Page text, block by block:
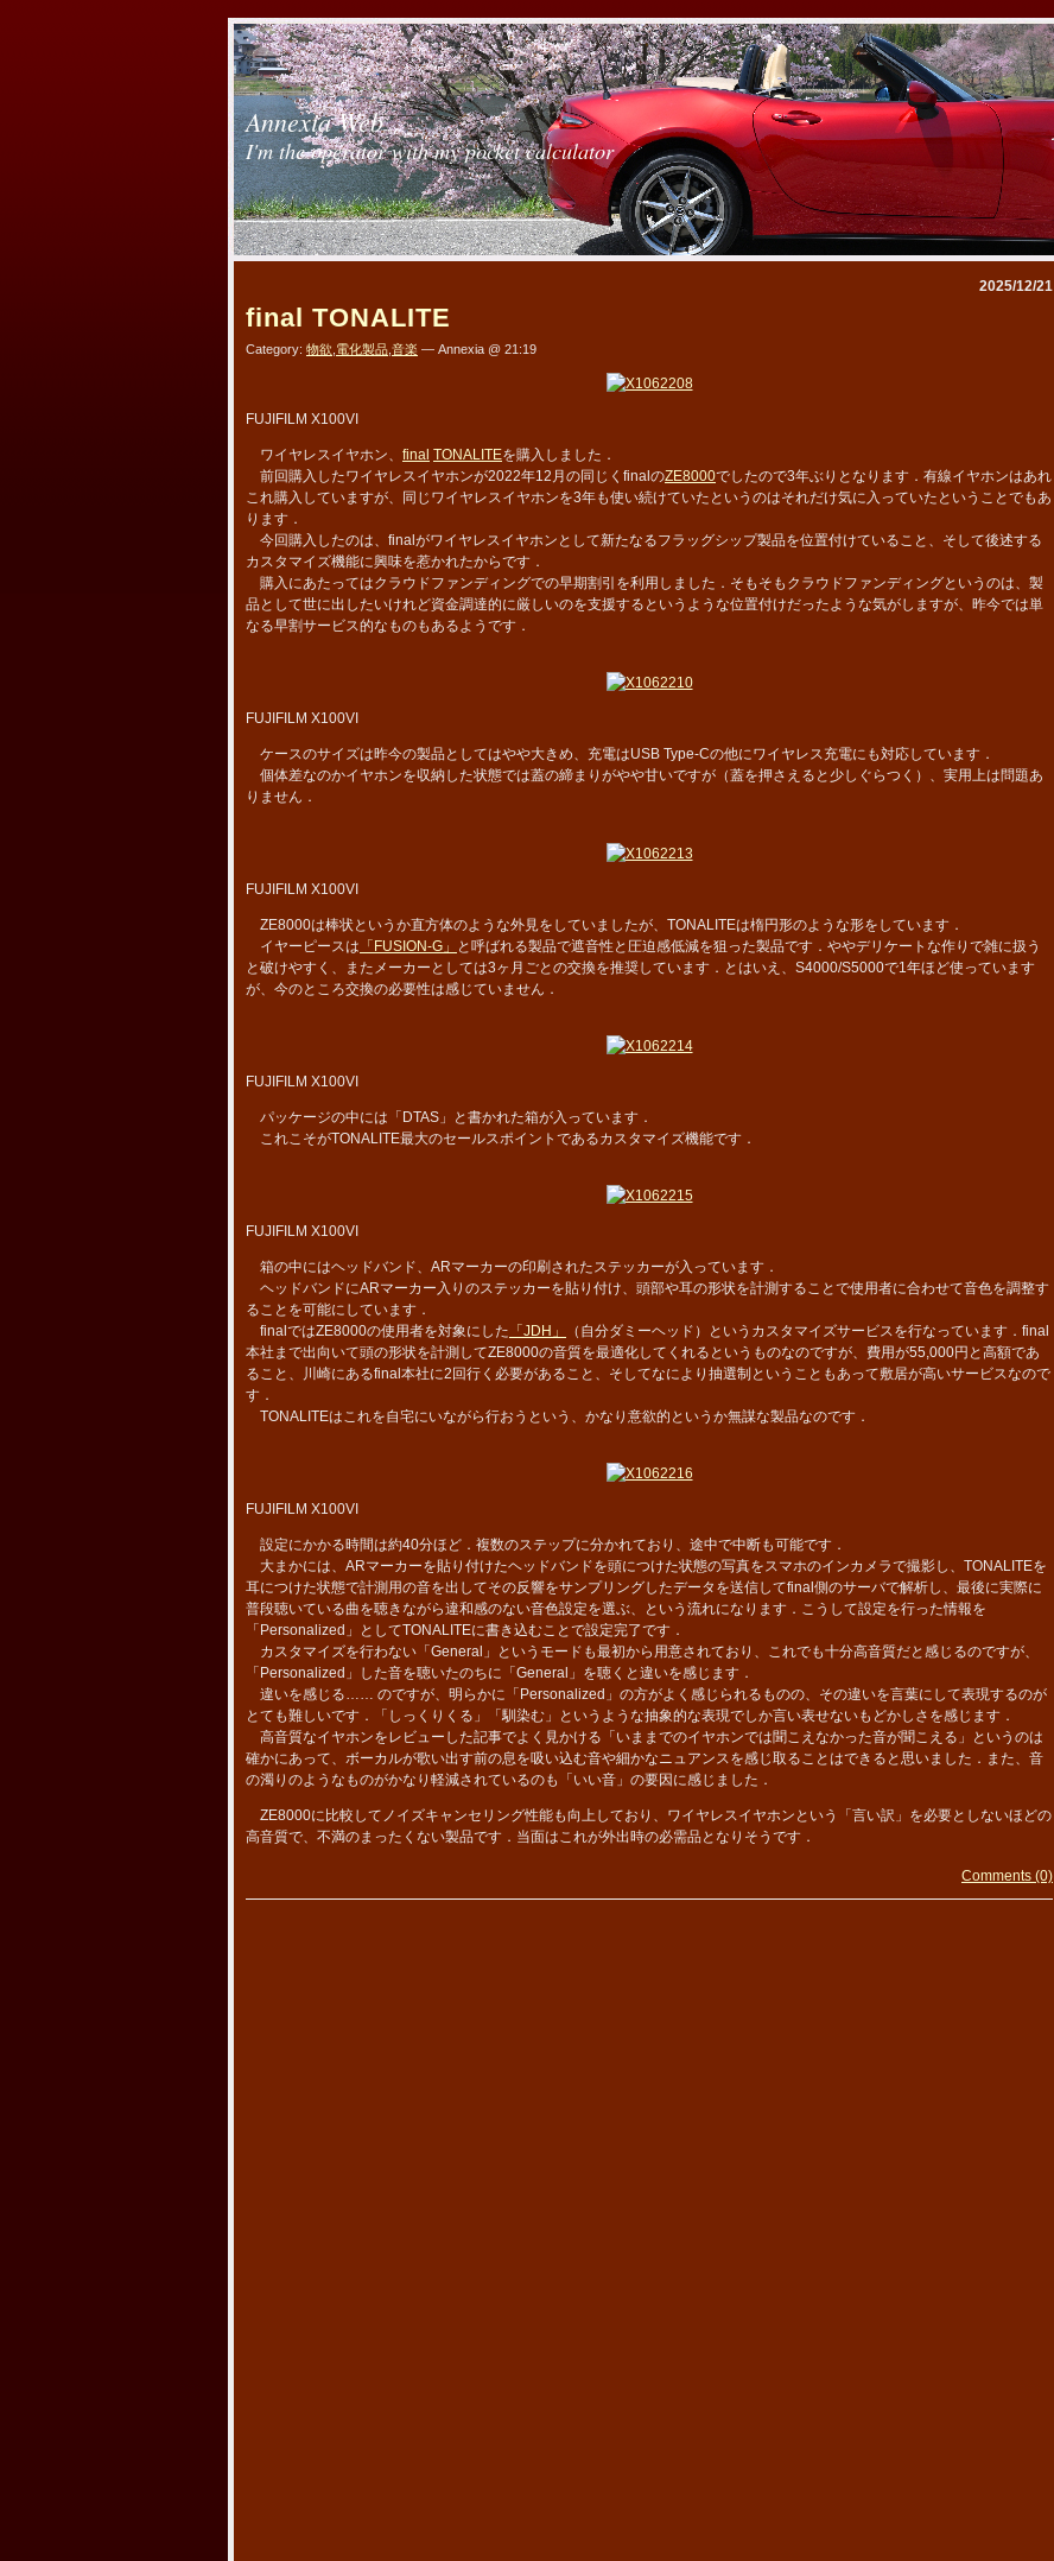
Annexia Web
I'm the operator with my pocket calculator
2025/12/21
final TONALITE
Category: 物欲 電化製品 音楽 — Annexia @ 21:19
FUJIFILM X100VI
ワイヤレスイヤホン、 final TONALITEを購入しました．
前回購入したワイヤレスイヤホンが2022年12月の同じくfinalのZE8000でしたので3年ぶりとなります．有線イヤホンはあれ
これ購入していますが、同じワイヤレスイヤホンを3年も使い続けていたというのはそれだけ気に入っていたということでもあ
ります．
今回購入したのは、finalがワイヤレスイヤホンとして新たなるフラッグシップ製品を位置付けていること、そして後述する
カスタマイズ機能に興味を惹かれたからです．
購入にあたってはクラウドファンディングでの早期割引を利用しました．そもそもクラウドファンディングというのは、製
品として世に出したいけれど資金調達的に厳しいのを支援するというような位置付けだったような気がしますが、昨今では単
なる早割サービス的なものもあるようです．
FUJIFILM X100VI
ケースのサイズは昨今の製品としてはやや大きめ、充電はUSB Type-Cの他にワイヤレス充電にも対応しています．
個体差なのかイヤホンを収納した状態では蓋の締まりがやや甘いですが（蓋を押さえると少しぐらつく）、実用上は問題あ
りません．
FUJIFILM X100VI
ZE8000は棒状というか直方体のような外見をしていましたが、TONALITEは楕円形のような形をしています．
イヤーピースは 「FUSION-G」
と呼ばれる製品で遮音性と圧迫感低減を狙った製品です．ややデリケートな作りで雑に扱う
と破けやすく、またメーカーとしては3ヶ月ごとの交換を推奨しています．とはいえ、S4000/S5000で1年ほど使っています
が、今のところ交換の必要性は感じていません．
FUJIFILM X100VI
パッケージの中には「DTAS」と書かれた箱が入っています．
これこそがTONALITE最大のセールスポイントであるカスタマイズ機能です．
FUJIFILM X100VI
箱の中にはヘッドバンド、ARマーカーの印刷されたステッカーが入っています．
ヘッドバンドにARマーカー入りのステッカーを貼り付け、頭部や耳の形状を計測することで使用者に合わせて音色を調整す
ることを可能にしています．
finalではZE8000の使用者を対象にした 「JDH」
（自分ダミーヘッド）というカスタマイズサービスを行なっています．final
本社まで出向いて頭の形状を計測してZE8000の音質を最適化してくれるというものなのですが、費用が55,000円と高額であ
ること、川崎にあるfinal本社に2回行く必要があること、そしてなにより抽選制ということもあって敷居が高いサービスなので
す．
TONALITEはこれを自宅にいながら行おうという、かなり意欲的というか無謀な製品なのです．
FUJIFILM X100VI
設定にかかる時間は約40分ほど．複数のステップに分かれており、途中で中断も可能です．
大まかには、ARマーカーを貼り付けたヘッドバンドを頭につけた状態の写真をスマホのインカメラで撮影し、TONALITEを
耳につけた状態で計測用の音を出してその反響をサンプリングしたデータを送信してfinal側のサーバで解析し、最後に実際に
普段聴いている曲を聴きながら違和感のない音色設定を選ぶ、という流れになります．こうして設定を行った情報を
「Personalized」としてTONALITEに書き込むことで設定完了です．
カスタマイズを行わない「General」というモードも最初から用意されており、これでも十分高音質だと感じるのですが、
「Personalized」した音を聴いたのちに「General」を聴くと違いを感じます．
違いを感じる…… のですが、明らかに「Personalized」の方がよく感じられるものの、その違いを言葉にして表現するのが
とても難しいです．「しっくりくる」「馴染む」というような抽象的な表現でしか言い表せないもどかしさを感じます．
高音質なイヤホンをレビューした記事でよく見かける「いままでのイヤホンでは聞こえなかった音が聞こえる」というのは
確かにあって、ボーカルが歌い出す前の息を吸い込む音や細かなニュアンスを感じ取ることはできると思いました．また、音
の濁りのようなものがかなり軽減されているのも「いい音」の要因に感じました．
ZE8000に比較してノイズキャンセリング性能も向上しており、ワイヤレスイヤホンという「言い訳」を必要としないほどの
高音質で、不満のまったくない製品です．当面はこれが外出時の必需品となりそうです．
Comments (0)